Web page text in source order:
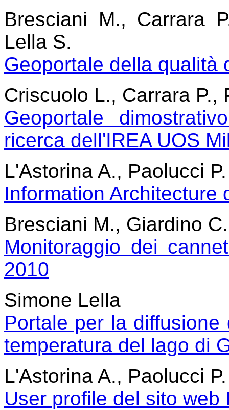
Bresciani M., Carrara
Lella S.
Geoportale della qualità
Criscuolo L., Carrara P.,
Geoportale
ricerca dell'IREA UOS
L'Astorina A., Paolucci P.
Information Architecture
Bresciani M., Giardino C.
Monitoraggio dei
2010
Simone Lella
Portale per la
temperatura del lago di
L'Astorina A., Paolucci P.
User profile del sito web